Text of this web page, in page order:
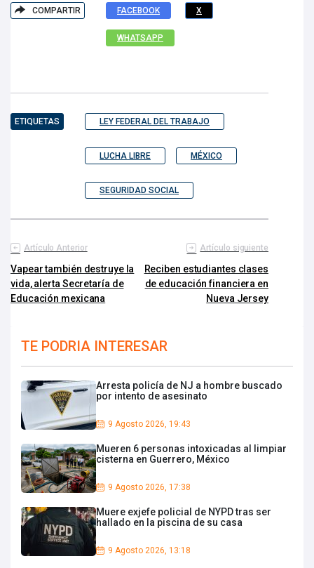
COMPARTIR FACEBOOK X
WHATSAPP
ETIQUETAS LEY FEDERAL DEL TRABAJO
LUCHA LIBRE MÉXICO
SEGURIDAD SOCIAL
Artículo Anterior
Vapear también destruye la
vida, alerta Secretaría de
Educación mexicana
Artículo siguiente
Reciben estudiantes clases
de educación financiera en
Nueva Jersey
TE PODRIA INTERESAR
Arresta policía de NJ a hombre buscado
por intento de asesinato
9 Agosto 2026, 19:43
Mueren 6 personas intoxicadas al limpiar
cisterna en Guerrero, México
9 Agosto 2026, 17:38
Muere exjefe policial de NYPD tras ser
hallado en la piscina de su casa
9 Agosto 2026, 13:18